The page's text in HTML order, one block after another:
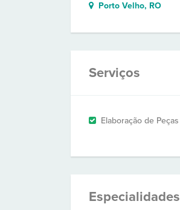
Porto Velho, RO
Serviços
Elaboração de Peças
Especialidades